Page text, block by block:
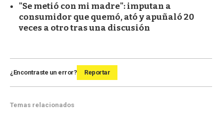
"Se metió con mi madre": imputan a
consumidor que quemó, ató y apuñaló 20
veces a otro tras una discusión
¿Encontraste un error? Reportar
Temas relacionados